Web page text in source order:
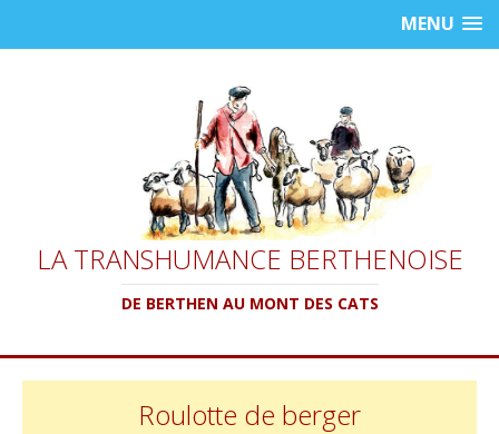
MENU
LA TRANSHUMANCE BERTHENOISE
DE BERTHEN AU MONT DES CATS
Roulotte de berger